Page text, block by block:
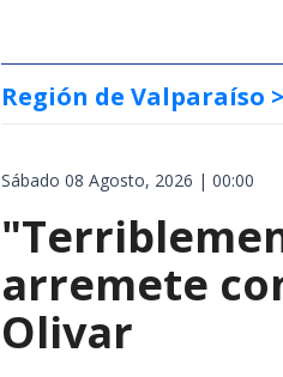
Región de Valparaíso
Sábado 08 Agosto, 2026 | 00:00
arremete
Olivar